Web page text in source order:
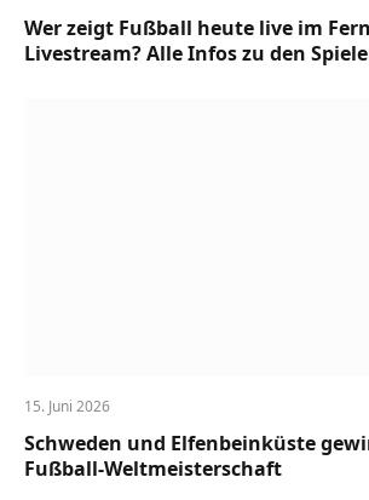
Wer zeigt Fußball heute live im
Livestream? Alle Infos zu den
15. Juni 2026
Schweden und Elfenbeinküste
Fußball-Weltmeisterschaft